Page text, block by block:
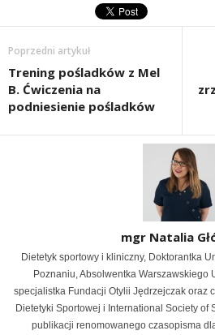
Poprzedni artykuł
Trening pośladków z Mel
B. Ćwiczenia na
podniesienie pośladków
mgr Natalia
Dietetyk sportowy i kliniczny, Doktorantka
Poznaniu, Absolwentka Warszawskiego
specjalistka Fundacji Otylii Jędrzejczak oraz
Dietetyki Sportowej i International Society of
publikacji renomowanego czasopisma